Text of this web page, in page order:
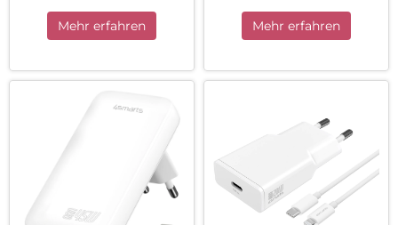
Mehr erfahren Mehr erfahren